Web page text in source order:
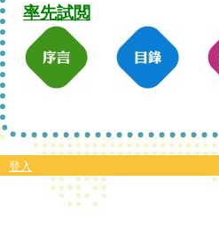
率先試閲
登入